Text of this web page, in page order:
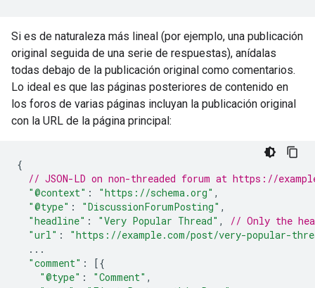
Si es de naturaleza más lineal (por ejemplo, una publicación
original seguida de una serie de respuestas), anídalas
todas debajo de la publicación original como comentarios.
Lo ideal es que las páginas posteriores de contenido en
los foros de varias páginas incluyan la publicación original
con la URL de la página principal:
{
// JSON-LD on non-threaded forum at https://
"@context" : "https://schema.org" ,
"@type" : "DiscussionForumPosting" ,
"headline" : "Very Popular Thread" ,
// Only the
"url" :
"https://example.com/post/very-popular-
...
"comment" :
[{
"@type" : "Comment" ,